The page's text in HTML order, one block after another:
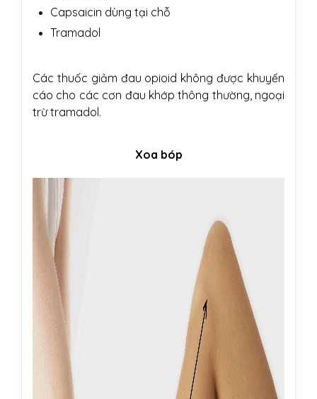
Capsaicin dùng tại chỗ
Tramadol
Các thuốc giảm đau opioid không được khuyến
cáo cho các cơn đau khớp thông thường, ngoại
trừ tramadol.
Xoa bóp